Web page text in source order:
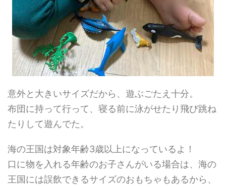
意外と大きいサイズだから、遊ぶごたえ十分。
布団に持って行って、寝る前に泳がせたり飛び跳ね
たりして遊んでた。
海の王国は対象年齢3歳以上になっているよ！
口に物を入れる年齢のお子さんがいる場合は、海の
王国には誤飲できるサイズのおもちゃもあるから、